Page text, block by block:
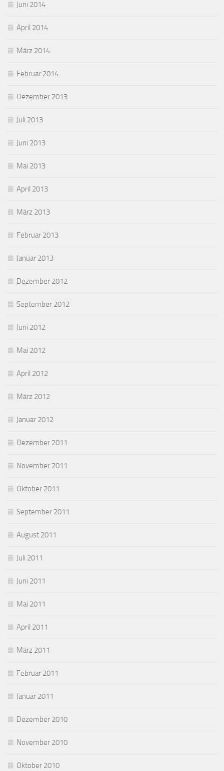
Juni 2014
April 2014
März 2014
Februar 2014
Dezember 2013
Juli 2013
Juni 2013
Mai 2013
April 2013
März 2013
Februar 2013
Januar 2013
Dezember 2012
September 2012
Juni 2012
Mai 2012
April 2012
März 2012
Januar 2012
Dezember 2011
November 2011
Oktober 2011
September 2011
August 2011
Juli 2011
Juni 2011
Mai 2011
April 2011
März 2011
Februar 2011
Januar 2011
Dezember 2010
November 2010
Oktober 2010